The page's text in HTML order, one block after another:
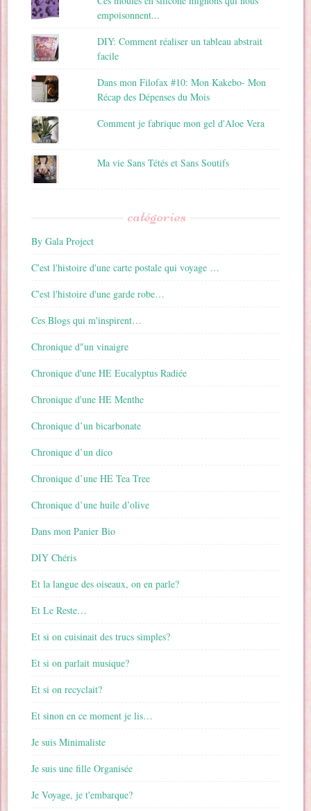
empoisonnent...
DIY: Comment réaliser un tableau abstrait
facile
Dans mon Filofax #10: Mon Kakebo- Mon
Récap des Dépenses du Mois
Comment je fabrique mon gel d'Aloe Vera
Ma vie Sans Tétés et Sans Soutifs
catégories
By Gala Project
C'est l'histoire d'une carte postale qui voyage …
C'est l'histoire d'une garde robe…
Ces Blogs qui m'inspirent…
Chronique d"un vinaigre
Chronique d'une HE Eucalyptus Radiée
Chronique d'une HE Menthe
Chronique d’un bicarbonate
Chronique d’un dico
Chronique d’une HE Tea Tree
Chronique d’une huile d’olive
Dans mon Panier Bio
DIY Chéris
Et la langue des oiseaux, on en parle?
Et Le Reste…
Et si on cuisinait des trucs simples?
Et si on parlait musique?
Et si on recyclait?
Et sinon en ce moment je lis…
Je suis Minimaliste
Je suis une fille Organisée
Je Voyage, je t'embarque?